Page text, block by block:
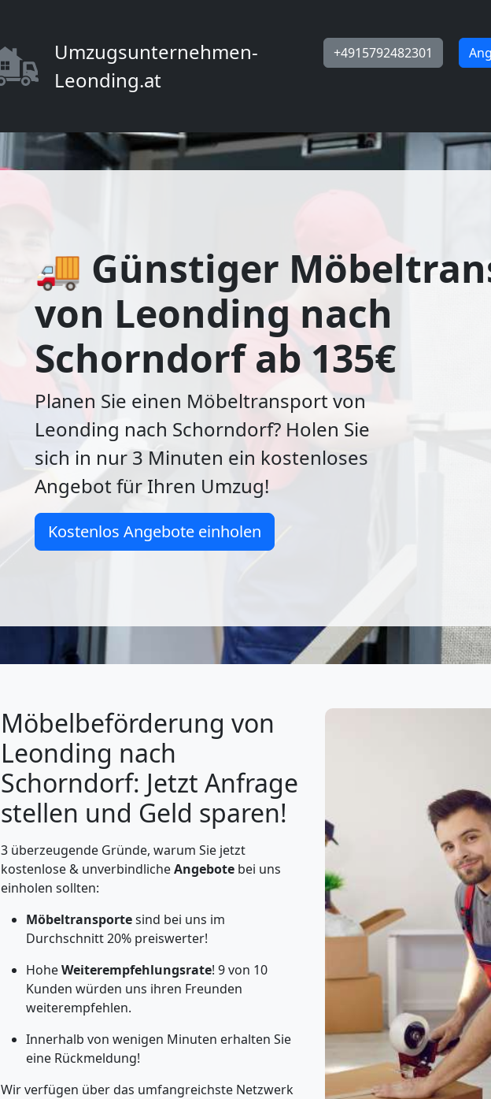
Umzugsunternehmen-
Leonding.at
+4915792482301
🚚 Günstiger
von Leonding nach
Schorndorf ab 135€
Planen Sie einen Möbeltransport von
Leonding nach Schorndorf? Holen Sie
sich in nur 3 Minuten ein kostenloses
Angebot für Ihren Umzug!
Kostenlos Angebote einholen
Möbelbeförderung von
Leonding nach
Schorndorf: Jetzt Anfrage
stellen und Geld sparen!
3 überzeugende Gründe, warum Sie jetzt
kostenlose & unverbindlicheAngebotebei uns
einholen sollten:
Möbeltransportesind bei uns im
Durchschnitt 20% preiswerter!
HoheWeiterempfehlungsrate! 9 von 10
Kunden würden uns ihren Freunden
weiterempfehlen.
Innerhalb von wenigen Minuten erhalten Sie
eine Rückmeldung!
Wir verfügen über das umfangreichste Netzwerk